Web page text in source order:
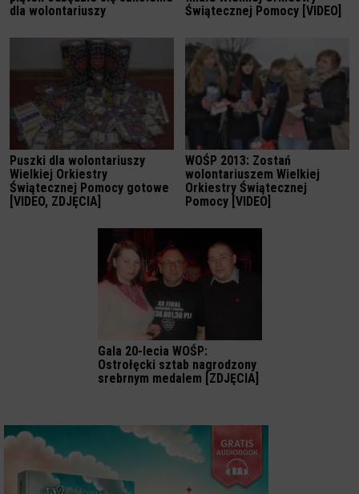
dla wolontariuszy
Świątecznej Pomocy [VIDEO]
Puszki dla wolontariuszy
Wielkiej Orkiestry
Świątecznej Pomocy gotowe
[VIDEO, ZDJĘCIA]
WOŚP 2013: Zostań
wolontariuszem Wielkiej
Orkiestry Świątecznej
Pomocy [VIDEO]
Gala 20-lecia WOŚP:
Ostrołęcki sztab nagrodzony
srebrnym medalem [ZDJĘCIA]